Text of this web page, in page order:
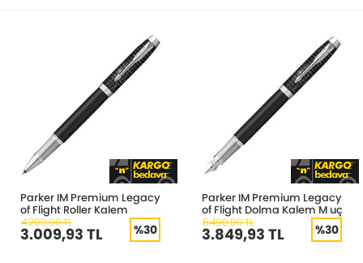
Parker IM Premium Legacy
of Flight Roller Kalem
4.299,90 TL
3.009,93 TL %30
Parker IM Premium Legacy
of Flight Dolma Kalem M uç
5.499,90 TL
3.849,93 TL %30